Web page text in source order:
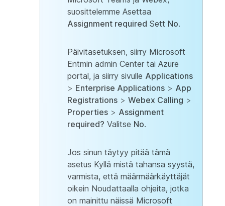
suosittelemme Asettaa
Assignment required Sett No.
Päivitasetuksen, siirry Microsoft
Entmin admin Center tai Azure
portal, ja siirry sivulle Applications
> Enterprise Applications > App
Registrations > Webex Calling >
Properties > Assignment
required? Valitse No.
Jos sinun täytyy pitää tämä
asetus Kyllä mistä tahansa syystä,
varmista, että määrmäärkäyttäjät
oikein Noudattaalla ohjeita, jotka
on mainittu näissä Microsoft